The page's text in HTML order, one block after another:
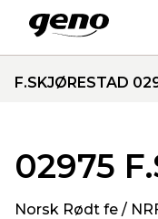
F.SKJØRESTAD
02975
Norsk Rødt fe /